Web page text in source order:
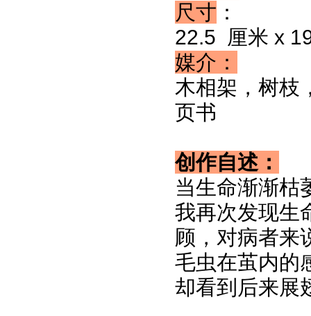
尺寸 ：
22.5 厘米 x
媒介：
木相架，树枝
页书
创作自述：
当生命渐渐枯
我再次发现生
顾，对病者来
毛虫在茧内的
却看到后来展